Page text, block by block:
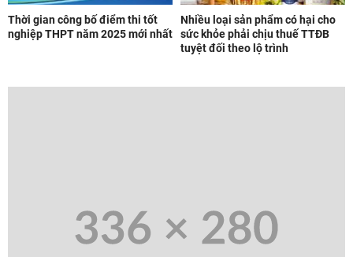
Thời gian công bố điểm thi tốt
nghiệp THPT năm 2025 mới nhất
Nhiều loại sản phẩm có hại cho
sức khỏe phải chịu thuế TTĐB
tuyệt đối theo lộ trình